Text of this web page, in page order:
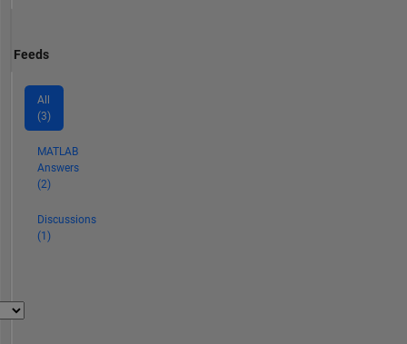
Feeds
All
(3)
MATLAB
Answers
(2)
Discussions
(1)